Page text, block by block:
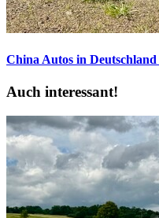
China Autos in Deutschland
Auch interessant!